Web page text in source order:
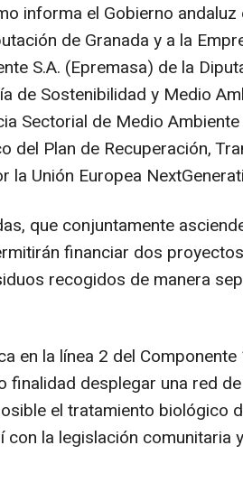
informa el Gobierno andaluz
de Granada y a la
S.A. (Epremasa) de la
de Sostenibilidad y Medio
Sectorial de Medio
del Plan de Recuperación,
la Unión Europea
que conjuntamente
financiar dos
recogidos de manera
en la línea 2 del Componente
finalidad desplegar una red
el tratamiento biológico
con la legislación comunitaria